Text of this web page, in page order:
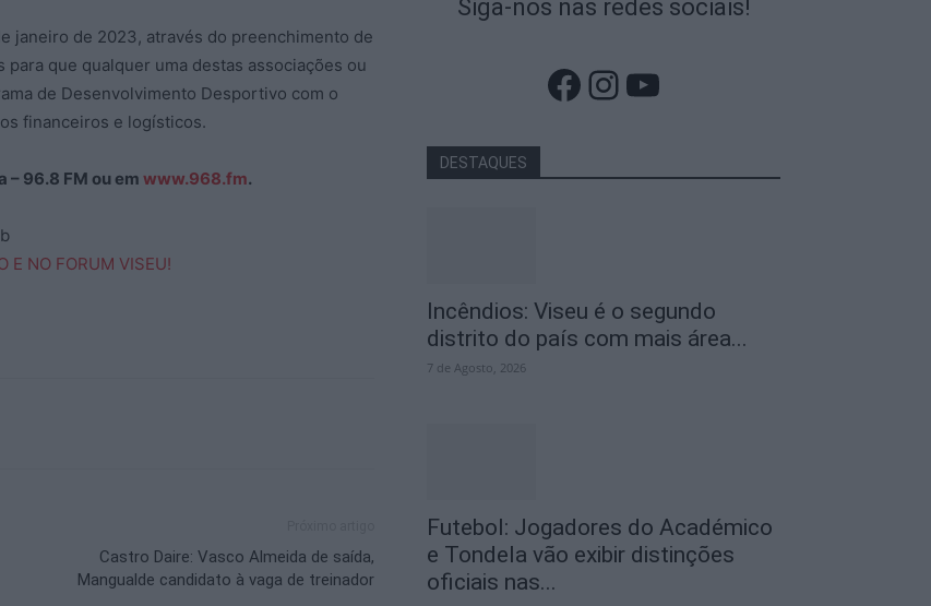
janeiro de 2023, através do preenchimento de
que qualquer uma destas associações ou
de Desenvolvimento Desportivo com o
financeiros e logísticos.
– 96.8 FM ou em www.968.fm.
Castro Daire: Vasco Almeida de saída,
Mangualde candidato à vaga de treinador
Siga-nos nas redes sociais!
Facebook
Instagram
YouTube
DESTAQUES
Incêndios: Viseu é o segundo
distrito do país com mais área...
7 de Agosto, 2026
Futebol: Jogadores do Académico
e Tondela vão exibir distinções
oficiais nas...